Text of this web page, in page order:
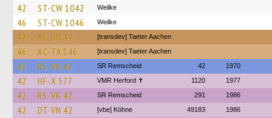
42 ST-CW 1042 Weilke
46 ST-CW 1046 Weilke
42 AC-DN 42 [transdev] Taeter Aachen
46 AC-TA 146 [transdev] Taeter Aachen
42 RS-VK 42 SR Remscheid 42 1970
42 HF-X 577 VMR Herford ✝ 1120 1977
42 RS-VK 42 SR Remscheid 291 1986
42 DT-VN 42 [vbe] Köhne 49183 1986